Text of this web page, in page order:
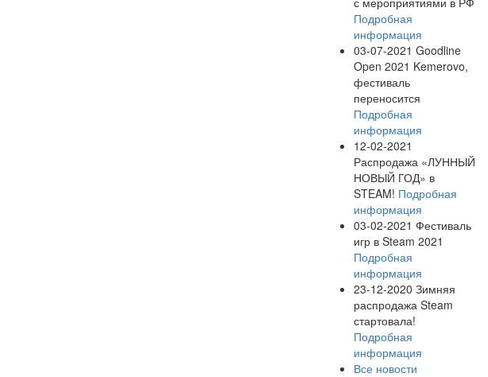
Подробная
информация
03-07-2021 Goodline
Open 2021 Kemerovo,
фестиваль
переносится
Подробная
информация
12-02-2021
Распродажа «ЛУННЫЙ
НОВЫЙ ГОД» в
STEAM! Подробная
информация
03-02-2021 Фестиваль
игр в Steam 2021
Подробная
информация
23-12-2020 Зимняя
распродажа Steam
стартовала!
Подробная
информация
Все новости